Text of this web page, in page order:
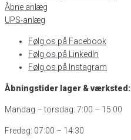
Åbne anlæg
UPS-anlæg
Følg os på Facebook
Følg os på LinkedIn
Følg os på Instagram
Åbningstider lager & værksted:
Mandag – torsdag: 7:00 – 15:00
Fredag: 07:00 – 14:30